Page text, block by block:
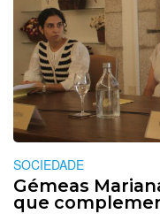
SOCIEDADE
Gémeas
que